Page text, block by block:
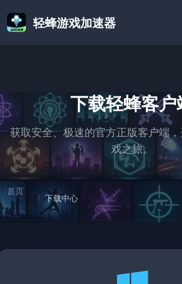
轻蜂游戏加速器
下载轻蜂客户
获取安全、极速的官方正版客户端
戏之旅。
首页
/ 下载中心